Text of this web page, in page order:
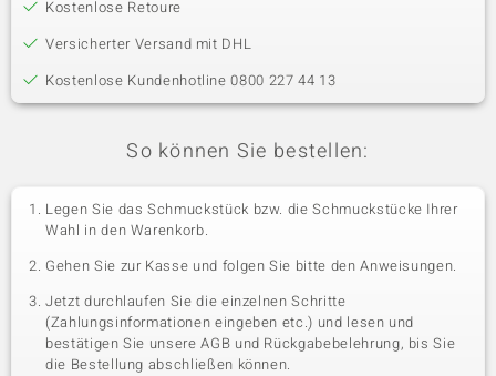
Kostenlose Retoure
Versicherter Versand mit DHL
Kostenlose Kundenhotline 0800 227 44 13
So können Sie bestellen:
Legen Sie das Schmuckstück bzw. die Schmuckstücke Ihrer
Wahl in den Warenkorb.
Gehen Sie zur Kasse und folgen Sie bitte den Anweisungen.
Jetzt durchlaufen Sie die einzelnen Schritte
(Zahlungsinformationen eingeben etc.) und lesen und
bestätigen Sie unsere AGB und Rückgabebelehrung, bis Sie
die Bestellung abschließen können.